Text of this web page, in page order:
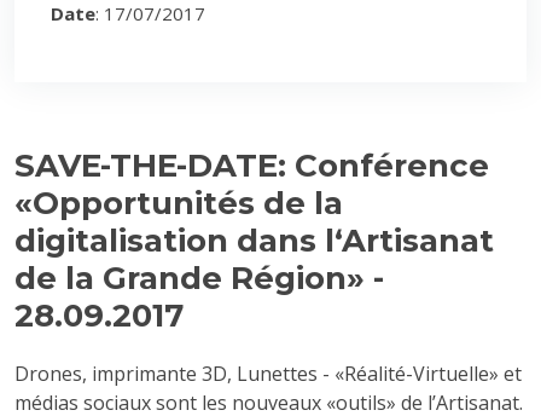
Date: 17/07/2017
SAVE-THE-DATE: Conférence
«Opportunités de la
digitalisation dans l‘Artisanat
de la Grande Région» -
28.09.2017
Drones, imprimante 3D, Lunettes - «Réalité-Virtuelle» et
médias sociaux sont les nouveaux «outils» de l’Artisanat.